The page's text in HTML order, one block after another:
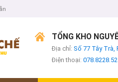
TỔNG KHO
Địa chỉ:Số 77 Tây Trà,
Điện thoại: